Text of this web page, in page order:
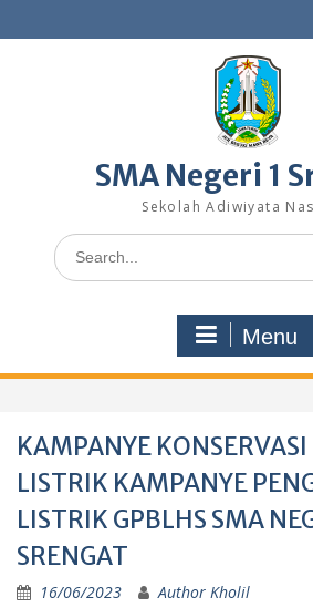
to
SMA Negeri 1
Sekolah Adiwiyata
Search
for:
Menu
KAMPANYE KONSERVASI
LISTRIK KAMPANYE
LISTRIK GPBLHS SMA
SRENGAT
16/06/2023 Author Kholil